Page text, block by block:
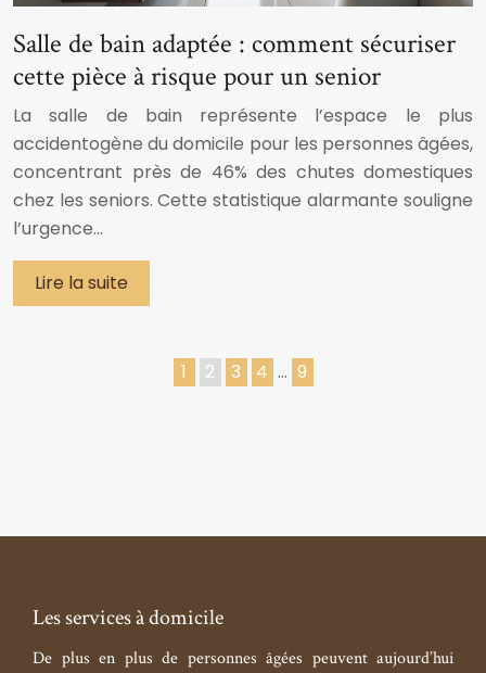
Salle de bain adaptée : comment sécuriser
cette pièce à risque pour un senior
La salle de bain représente l’espace le plus
accidentogène du domicile pour les personnes âgées,
concentrant près de 46% des chutes domestiques
chez les seniors. Cette statistique alarmante souligne
l’urgence…
Lire la suite
1 2 3 4 … 9
Les services à domicile
De plus en plus de personnes âgées peuvent aujourd’hui